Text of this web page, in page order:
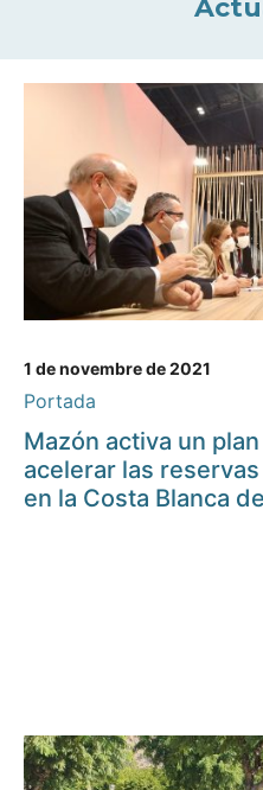
1 de novembre de 2021
Portada
Mazón activa un
acelerar las
en la Costa Blanca